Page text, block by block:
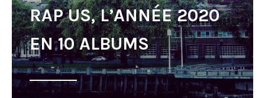
RAP US, L’ANNÉE 2020
EN 10 ALBUMS